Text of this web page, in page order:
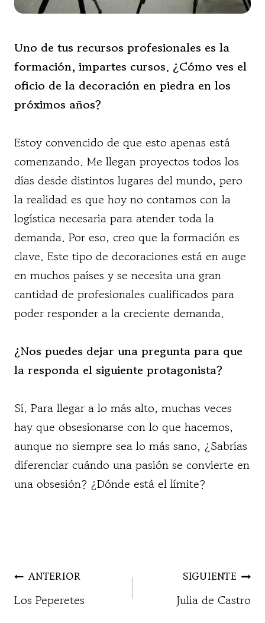
Uno de tus recursos profesionales es la
formación, impartes cursos. ¿Cómo ves el
oficio de la decoración en piedra en los
próximos años?
Estoy convencido de que esto apenas está
comenzando. Me llegan proyectos todos los
días desde distintos lugares del mundo, pero
la realidad es que hoy no contamos con la
logística necesaria para atender toda la
demanda. Por eso, creo que la formación es
clave. Este tipo de decoraciones está en auge
en muchos países y se necesita una gran
cantidad de profesionales cualificados para
poder responder a la creciente demanda.
¿Nos puedes dejar una pregunta para que
la responda el siguiente protagonista?
Sí. Para llegar a lo más alto, muchas veces
hay que obsesionarse con lo que hacemos,
aunque no siempre sea lo más sano, ¿Sabrías
diferenciar cuándo una pasión se convierte en
una obsesión? ¿Dónde está el límite?
NAVEGACIÓN
DE
ANTERIOR
Los Peperetes
SIGUIENTE
Julia de Castro